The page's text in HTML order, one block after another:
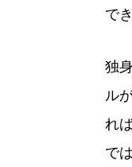
で
独
ル
れ
で